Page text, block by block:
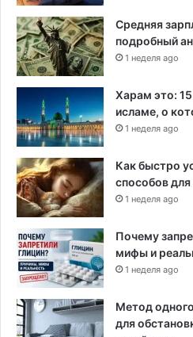
е
г
о
в
о
о
в
п
о
м
о
щ
и
о
к
о
Средняя
подробный
1 неделя ago
Харам это:
исламе, о
1 неделя ago
Как быстро
способов для
1 неделя ago
Почему
мифы и
1 неделя ago
Метод
для